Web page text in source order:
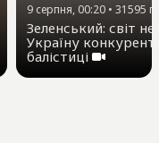
9 серпня, 00:20 • 31595
Зеленський: світ
Україну
балістиці